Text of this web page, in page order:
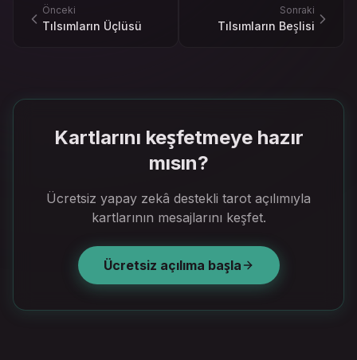
Önceki
Tılsımların Üçlüsü
Sonraki
Tılsımların Beşlisi
Kartlarını keşfetmeye hazır
mısın?
Ücretsiz yapay zekâ destekli tarot açılımıyla
kartlarının mesajlarını keşfet.
Ücretsiz açılıma başla